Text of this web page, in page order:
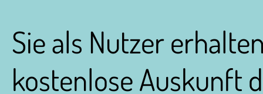
Sie als Nutzer
kostenlose Auskunft